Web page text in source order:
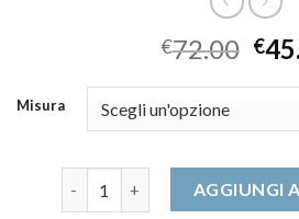
€72.00 €
Misura
decollete nero quantitàAGGIUNGI